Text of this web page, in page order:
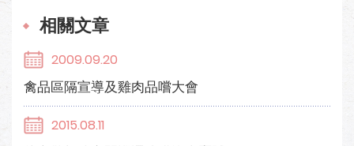
相關文章
2009.09.20
禽品區隔宣導及雞肉品嚐大會
2015.08.11